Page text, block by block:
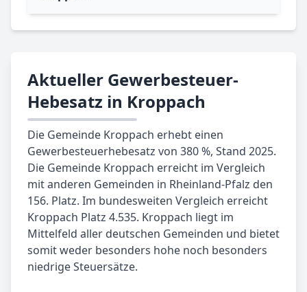
Aktueller Gewerbesteuer-
Hebesatz in Kroppach
Die Gemeinde Kroppach erhebt einen
Gewerbesteuerhebesatz von 380 %, Stand 2025.
Die Gemeinde Kroppach erreicht im Vergleich
mit anderen Gemeinden in Rheinland-Pfalz den
156. Platz. Im bundesweiten Vergleich erreicht
Kroppach Platz 4.535. Kroppach liegt im
Mittelfeld aller deutschen Gemeinden und bietet
somit weder besonders hohe noch besonders
niedrige Steuersätze.